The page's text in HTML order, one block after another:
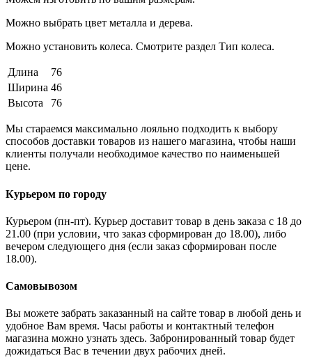
Можно выбрать цвет металла и дерева.
Можно установить колеса. Смотрите раздел Тип колеса.
Длина
76
Ширина 46
Высота
76
Мы стараемся максимально лояльно подходить к выбору
способов доставки товаров из нашего магазина, чтобы наши
клиенты получали необходимое качество по наименьшей
цене.
Курьером по городу
Курьером (пн-пт). Курьер доставит товар в день заказа с 18 до
21.00 (при условии, что заказ сформирован до 18.00), либо
вечером следующего дня (если заказ сформирован после
18.00).
Самовывозом
Вы можете забрать заказанный на сайте товар в любой день и
удобное Вам время. Часы работы и контактный телефон
магазина можно узнать здесь. Забронированный товар будет
дожидаться Вас в течении двух рабочих дней.